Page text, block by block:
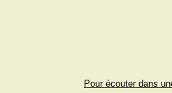
Pour écouter dans